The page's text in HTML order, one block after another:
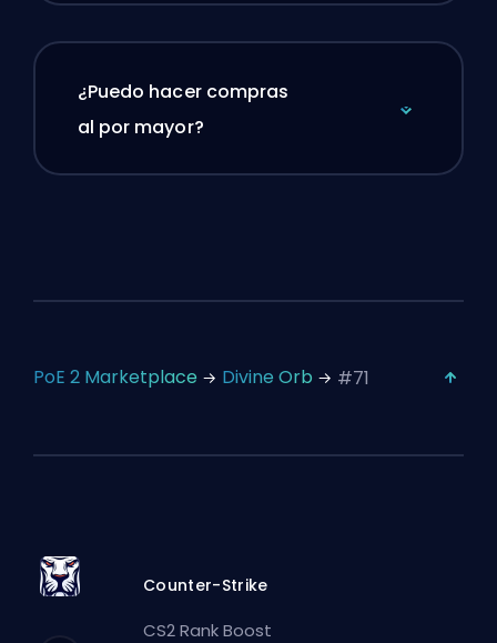
¿Puedo hacer compras
al por mayor?
PoE 2 Marketplace Divine Orb #71
Counter-Strike
CS2 Rank Boost